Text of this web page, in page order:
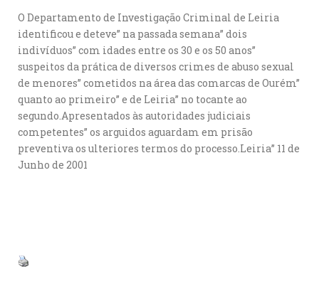
O Departamento de Investigação Criminal de Leiria
identificou e deteve” na passada semana” dois
indivíduos” com idades entre os 30 e os 50 anos”
suspeitos da prática de diversos crimes de abuso sexual
de menores” cometidos na área das comarcas de Ourém”
quanto ao primeiro” e de Leiria” no tocante ao
segundo.Apresentados às autoridades judiciais
competentes” os arguidos aguardam em prisão
preventiva os ulteriores termos do processo.Leiria” 11 de
Junho de 2001